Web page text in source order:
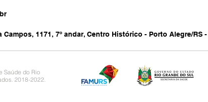
1171, 7º andar, Centro Histórico - Porto Alegre/RS -
Saúde do Rio
2018-2022.